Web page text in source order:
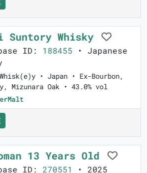
Suntory Whisky
ID: 188455 • Japanese
• Japan • Ex-Bourbon,
Mizunara Oak • 43.0% vol
13 Years Old
ID: 270551
• 2025